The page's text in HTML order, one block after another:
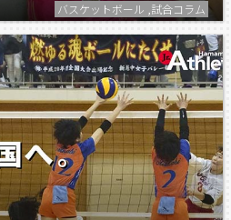
バスケットボール ,試合コラム